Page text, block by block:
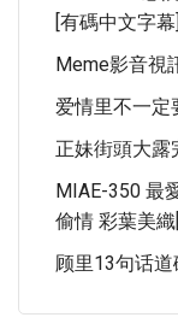
[有碼中文字幕]
Meme影音視
爱情里不一定
正妹街頭大露
MIAE-350 最
偷情 彩葉美
顾里13句话